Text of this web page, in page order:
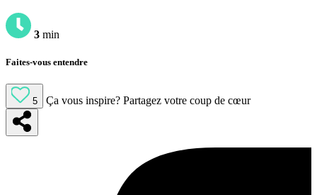
3 min
Faites-vous entendre
5 Ça vous inspire? Partagez votre coup de cœur